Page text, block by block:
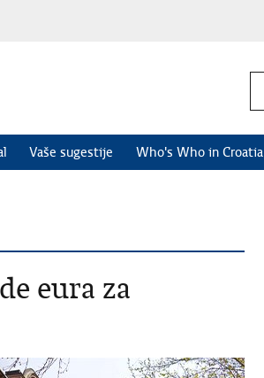
Vaše sugestije Who's Who in Croatia
eura za